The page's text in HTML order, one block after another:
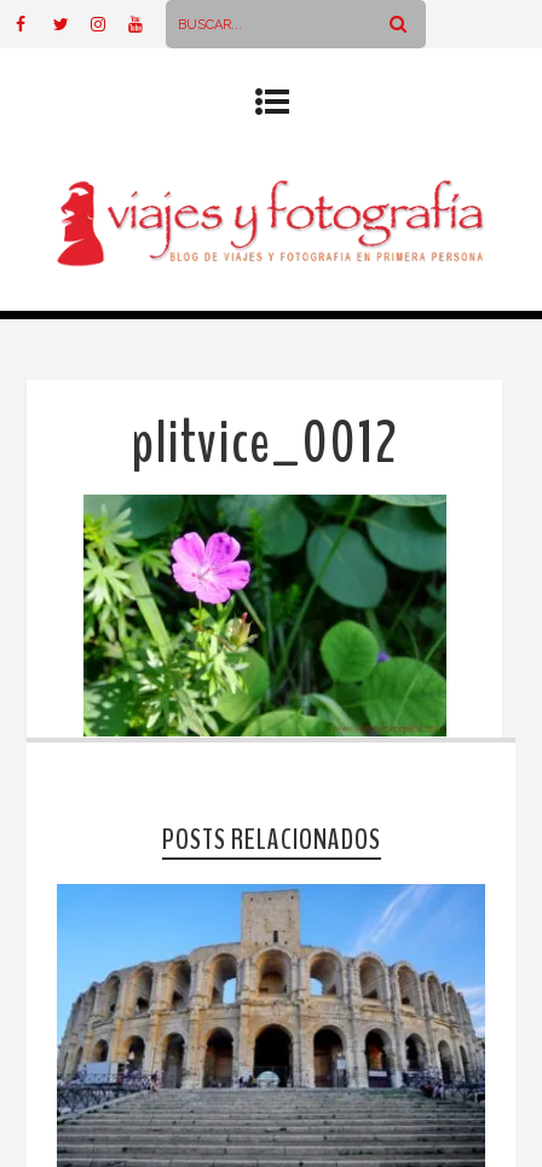
plitvice_0012
POSTS RELACIONADOS